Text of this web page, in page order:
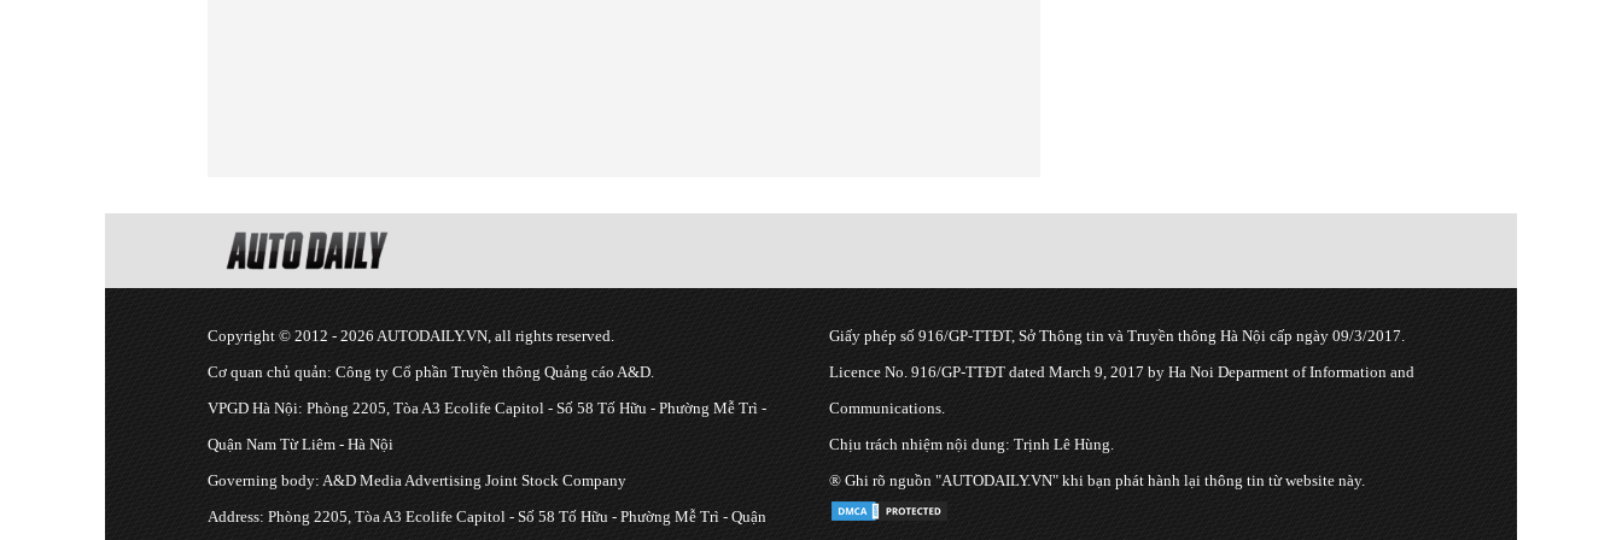
Copyright © 2012 - 2026 AUTODAILY.VN, all rights reserved.
Cơ quan chủ quản: Công ty Cổ phần Truyền thông Quảng cáo A&D.
VPGD Hà Nội: Phòng 2205, Tòa A3 Ecolife Capitol - Số 58 Tố Hữu - Phường Mễ Trì -
Quận Nam Từ Liêm - Hà Nội
Governing body: A&D Media Advertising Joint Stock Company
Address: Phòng 2205, Tòa A3 Ecolife Capitol - Số 58 Tố Hữu - Phường Mễ Trì - Quận
Giấy phép số 916/GP-TTĐT, Sở Thông tin và Truyền thông Hà Nội cấp ngày 09/3/2017.
Licence No. 916/GP-TTĐT dated March 9, 2017 by Ha Noi Deparment of Information and
Communications.
Chịu trách nhiệm nội dung: Trịnh Lê Hùng.
® Ghi rõ nguồn "AUTODAILY.VN" khi bạn phát hành lại thông tin từ website này.